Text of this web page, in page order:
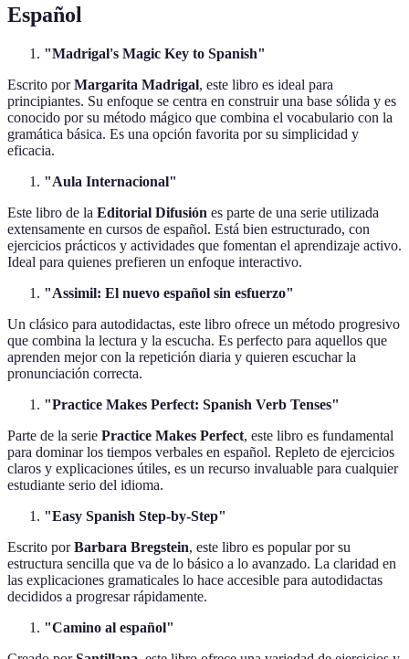
Español
"Madrigal's Magic Key to Spanish"
Escrito porMargarita Madrigal, este libro es ideal para
principiantes. Su enfoque se centra en construir una base sólida y es
conocido por su método mágico que combina el vocabulario con la
gramática básica. Es una opción favorita por su simplicidad y
eficacia.
"Aula Internacional"
Este libro de la Editorial Difusión es parte de una serie utilizada
extensamente en cursos de español. Está bien estructurado, con
ejercicios prácticos y actividades que fomentan el aprendizaje activo.
Ideal para quienes prefieren un enfoque interactivo.
"Assimil: El nuevo español sin esfuerzo"
Un clásico para autodidactas, este libro ofrece un método progresivo
que combina la lectura y la escucha. Es perfecto para aquellos que
aprenden mejor con la repetición diaria y quieren escuchar la
pronunciación correcta.
"Practice Makes Perfect: Spanish Verb Tenses"
Parte de la serie Practice Makes Perfect, este libro es fundamental
para dominar los tiempos verbales en español. Repleto de ejercicios
claros y explicaciones útiles, es un recurso invaluable para cualquier
estudiante serio del idioma.
"Easy Spanish Step-by-Step"
Escrito porBarbara Bregstein, este libro es popular por su
estructura sencilla que va de lo básico a lo avanzado. La claridad en
las explicaciones gramaticales lo hace accesible para autodidactas
decididos a progresar rápidamente.
"Camino al español"